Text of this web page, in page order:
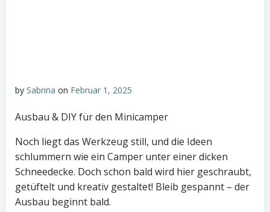
by Sabrina on Februar 1, 2025
Ausbau & DIY für den Minicamper
Noch liegt das Werkzeug still, und die Ideen
schlummern wie ein Camper unter einer dicken
Schneedecke. Doch schon bald wird hier geschraubt,
getüftelt und kreativ gestaltet! Bleib gespannt – der
Ausbau beginnt bald.